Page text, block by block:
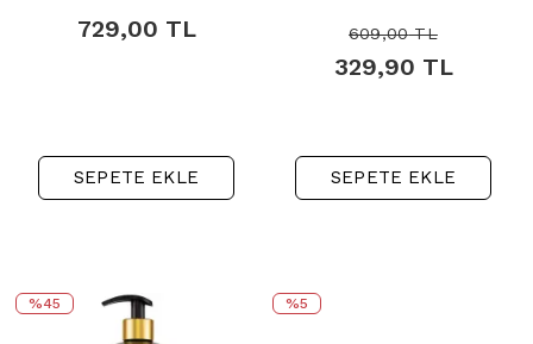
729,00 TL
SEPETE EKLE
609,00TL
329,90 TL
SEPETE EKLE
%45 %5